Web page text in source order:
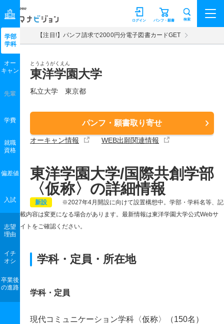
マナビジョン パンフ・願書
ログイン 検索
【注目!】パンフ請求で2000円分電子図書カードGET
とうようがくえん
東洋学園大学
私立大学 東京都
パンフ・願書取り寄せ
オーキャン情報 WEB出願関連情報
学部
学科
オー
キャン
先輩
学費
就職
資格
偏差値
入試
志望
理由
イチ
オシ
卒業後
の進路
東洋学園大学/国際共創学部
〈仮称〉の詳細情報
新設
※2027年4月開設に向けて設置構想中。学部・学科名等、記
載内容は変更になる場合があります。最新情報は東洋学園大学公式Webサ
イトをご確認ください。
学科・定員・所在地
学科・定員
現代コミュニケーション学科〈仮称〉（150名）